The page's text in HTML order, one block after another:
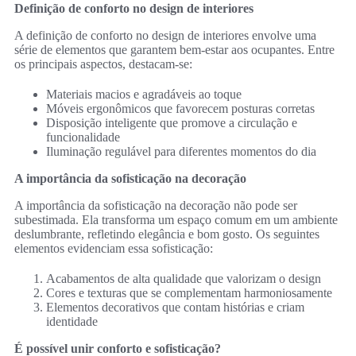
Definição de conforto no design de interiores
A definição de conforto no design de interiores envolve uma
série de elementos que garantem bem-estar aos ocupantes. Entre
os principais aspectos, destacam-se:
Materiais macios e agradáveis ao toque
Móveis ergonômicos que favorecem posturas corretas
Disposição inteligente que promove a circulação e
funcionalidade
Iluminação regulável para diferentes momentos do dia
A importância da sofisticação na decoração
A importância da sofisticação na decoração não pode ser
subestimada. Ela transforma um espaço comum em um ambiente
deslumbrante, refletindo elegância e bom gosto. Os seguintes
elementos evidenciam essa sofisticação:
Acabamentos de alta qualidade que valorizam o design
Cores e texturas que se complementam harmoniosamente
Elementos decorativos que contam histórias e criam
identidade
É possível unir conforto e sofisticação?